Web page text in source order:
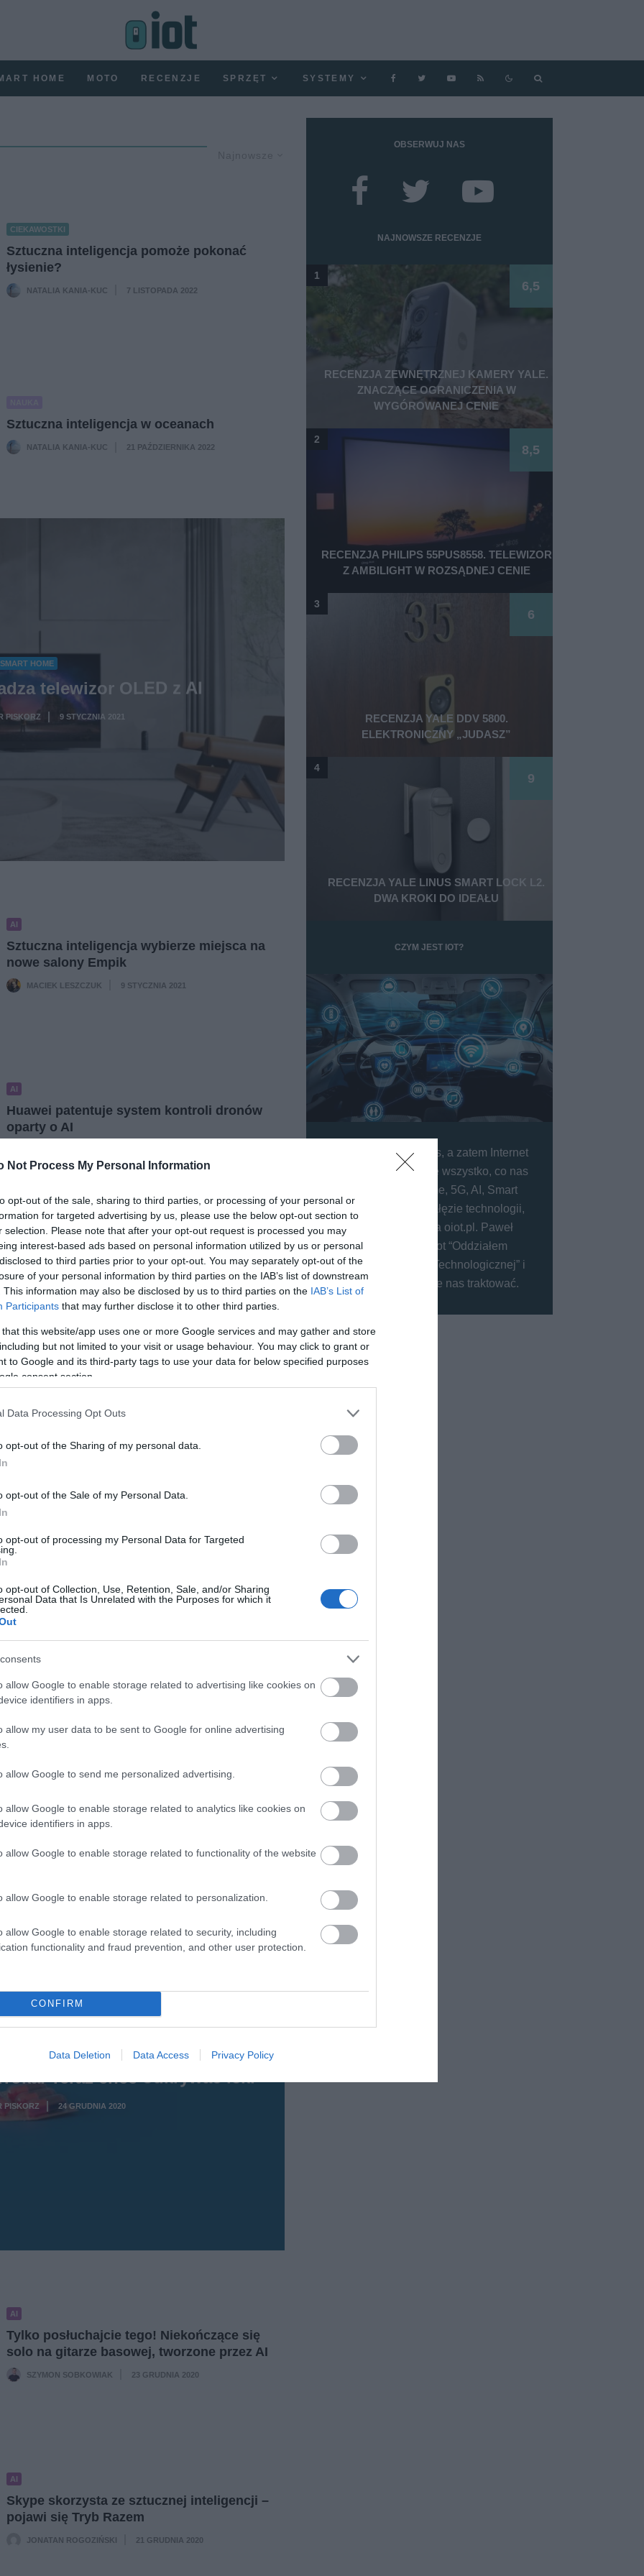
Not Process My Personal Information
opt-out of the sale, sharing to third parties, or processing of your personal or
for targeted advertising by us, please use the below opt-out section to
selection. Please note that after your opt-out request is processed you may
interest-based ads based on personal information utilized by us or personal
to third parties prior to your opt-out. You may separately opt-out of the
of your personal information by third parties on the IAB’s list of downstream
This information may also be disclosed by us to third parties on the IAB’s List of
Participants that may further disclose it to other third parties.
that this website/app uses one or more Google services and may gather and store
but not limited to your visit or usage behaviour. You may click to grant or
to Google and its third-party tags to use your data for below specified purposes
consent section.
Data Processing Opt Outs
opt-out of the Sharing of my personal data.
opt-out of the Sale of my Personal Data.
opt-out of processing my Personal Data for Targeted
opt-out of Collection, Use, Retention, Sale, and/or Sharing
Data that Is Unrelated with the Purposes for which it
allow Google to enable storage related to advertising like cookies on
identifiers in apps.
allow my user data to be sent to Google for online advertising
allow Google to send me personalized advertising.
allow Google to enable storage related to analytics like cookies on
identifiers in apps.
allow Google to enable storage related to functionality of the website
allow Google to enable storage related to personalization.
allow Google to enable storage related to security, including
functionality and fraud prevention, and other user protection.
CONFIRM
Data Deletion Data Access Privacy Policy
HOME MOTO RECENZJE SPRZĘT SYSTEMY
CIEKAWOSTKI
Sztuczna inteligencja pomoże pokonać
łysienie?
NATALIA KANIA-KUC 7 LISTOPADA 2022
Sztuczna inteligencja w oceanach
NATALIA KANIA-KUC 21 PAŹDZIERNIKA 2022
SMART HOME
telewizor OLED z AI
PISKORZ 9 STYCZNIA 2021
AI
Sztuczna inteligencja wybierze miejsca na
nowe salony Empik
MACIEK LESZCZUK 9 STYCZNIA 2021
AI
Huawei patentuje system kontroli dronów
oparty o AI
NOWOŚCI
wszystko. Jest się czego
bać?
31 GRUDNIA 2020
MEDYCYNA
Robotyka przychodzi z pomocą osobom
niepełnosprawnym
JONATAN ROGOZIŃSKI 30 GRUDNIA 2020
AI zbada nasz sen i zdrowie psychiczne
Teraz chce odkrywać leki
PISKORZ 24 GRUDNIA 2020
AI
Tylko posłuchajcie tego! Niekończące się
solo na gitarze basowej, tworzone przez AI
SZYMON SOBKOWIAK 23 GRUDNIA 2020
AI
Skype skorzysta ze sztucznej inteligencji –
pojawi się Tryb Razem
JONATAN ROGOZIŃSKI 21 GRUDNIA 2020
OBSERWUJ NAS
NAJNOWSZE RECENZJE
RECENZJA ZEWNĘTRZNEJ KAMERY YALE.
ZNACZĄCE OGRANICZENIA W
WYGÓROWANEJ CENIE
6,5
1
RECENZJA PHILIPS 55PUS8558. TELEWIZOR
Z AMBILIGHT W ROZSĄDNEJ CENIE
8,5
2
RECENZJA YALE DDV 5800.
ELEKTRONICZNY „JUDASZ”
6
3
RECENZJA YALE LINUS SMART LOCK L2.
DWA KROKI DO IDEAŁU
9
4
CZYM JEST IOT?
IoT (Internet of Things, a zatem Internet
Rzeczy) to dosłownie wszystko, co nas
otacza. Smart Home, 5G, AI, Smart
Cities - to główne gałęzie technologii,
które opisujemy na oiot.pl. Paweł
nazwał kiedyś oiot “Oddziałem
Intensywnej Opieki Technologicznej” i
właśnie tak możecie nas traktować.